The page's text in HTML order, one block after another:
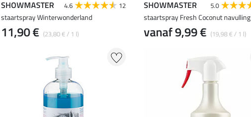
SHOWMASTER 4.6 12
staartspray Winterwonderland
11,90 € (23,80 € / 1 l)
SHOWMASTER 5.0
staartspray Fresh Coconut navulling
vanaf 9,99 € (19,98 € / 1 l)